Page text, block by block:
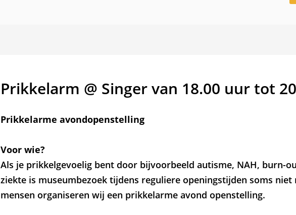
Prikkelarm @ Singer van 18.00 uur tot
Prikkelarme avondopenstelling
Voor wie?
Als je prikkelgevoelig bent door bijvoorbeeld autisme, NAH, burn-
ziekte is museumbezoek tijdens reguliere openingstijden soms niet
mensen organiseren wij een prikkelarme avond openstelling.